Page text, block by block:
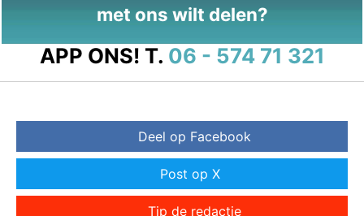
met ons wilt delen?
APP ONS! T. 06 - 574 71 321
Deel op Facebook
Post op X
Tip de redactie